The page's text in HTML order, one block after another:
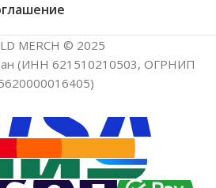
MERCH © 2025
(ИНН 621510210503, ОГРНИП